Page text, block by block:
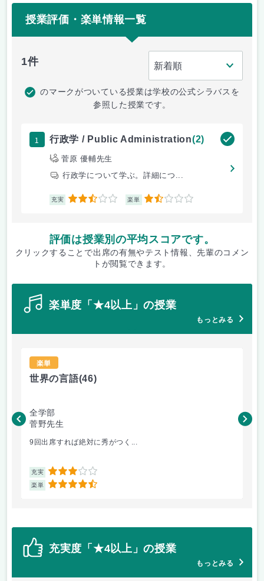
授業評価・楽単情報一覧
1件
のマークがついている授業は学校の公式シラバスを
参照した授業です。
1 行政学 / Public Administration(2)
菅原 優輔先生
行政学について学ぶ。詳細につ...
充実 2.5 楽単 1.5
評価は授業別の平均スコアです。
クリックすることで出席の有無やテスト情報、先輩のコメン
トが閲覧できます。
楽単度「★4以上」の授業
もっとみる
楽単
世界の言語(46)
全学部
菅野先生
9回出席すれば絶対に秀がつく...
充実 3
楽単 4.5
菅
充実度「★4以上」の授業
もっとみる